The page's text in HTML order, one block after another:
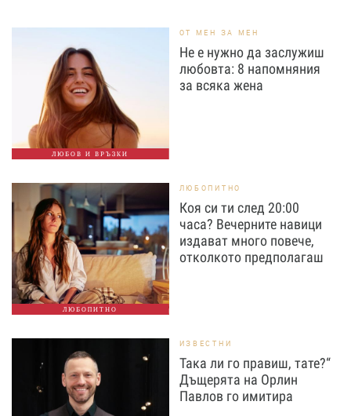
ЛЮБОВ И ВРЪЗКИ
ОТ МЕН ЗА МЕН
Не е нужно да заслужиш
любовта: 8 напомняния
за всяка жена
ЛЮБОПИТНО
ЛЮБОПИТНО
Коя си ти след 20:00
часа? Вечерните навици
издават много повече,
отколкото предполагаш
ИЗВЕСТНИ
Така ли го правиш, тате?“
Дъщерята на Орлин
Павлов го имитира